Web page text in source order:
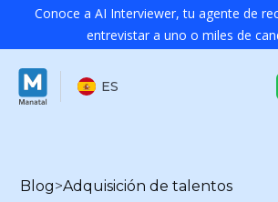
Conoce a AI Interviewer, tu agente de
entrevistar a uno o miles de
ES
Blog>Adquisición de talentos